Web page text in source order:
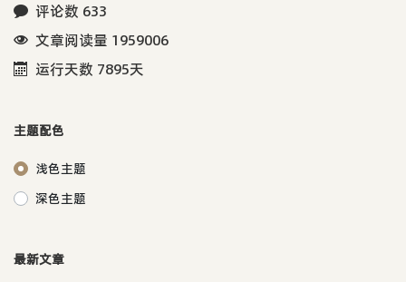
评论数 633
文章阅读量 1959006
运行天数 7895天
主题配色
浅色主题
深色主题
最新文章